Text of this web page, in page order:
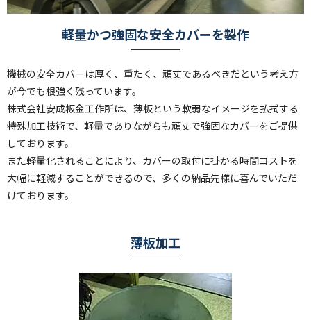
軽量かつ強固な安全カバーを製作
機械の安全カバーは厚く、重たく、頑丈であるべきだという考え方
が今でも根強く残っています。
株式会社安成板金工作所は、薄板という軟弱なイメージを払拭する
特殊加工技術で、軽量でありながらも頑丈で強固なカバーをご提供
しております。
また軽量化されることにより、カバーの取付に掛かる時間コストを
大幅に軽減することができるので、多くの納品先様に喜んでいただ
けております。
薄板加工